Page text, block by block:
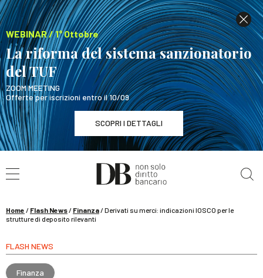
WEBINAR / 1° Ottobre
La riforma del sistema sanzionatorio
del TUF
ZOOM MEETING
Offerte per iscrizioni entro il 10/09
SCOPRI I DETTAGLI
WEBINAR / 1° Ottobre
La riforma del sistema sanzionatorio del TUF
Home / Flash News/ Finanza/Derivati su merci: indicazioni IOSCO per le
strutture di deposito rilevanti
FLASH NEWS
Finanza